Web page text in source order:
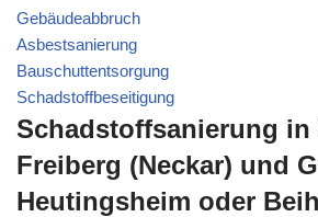
Gebäudeabbruch
Asbestsanierung
Bauschuttentsorgung
Schadstoffbeseitigung
Schadstoffsanierung in
Freiberg (Neckar) und
Heutingsheim oder